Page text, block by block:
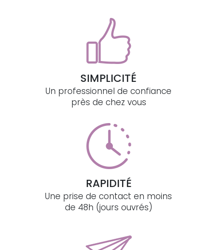
SIMPLICITÉ
Un professionnel de confiance
près de chez vous
RAPIDITÉ
Une prise de contact en moins
de 48h (jours ouvrés)